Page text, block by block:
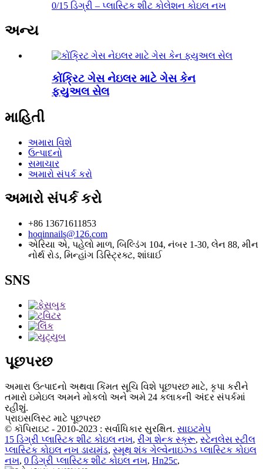
0/15 ડિગ્રી – પ્લાસ્ટિક શીટ કોલેશન કોઇલ નખ
અન્ય
કોંક્રિટ ગેસ નેઇલર માટે ગેસ કેન
ફ્યુઅલ સેલ
માહિતી
અમારા વિશે
ઉત્પાદનો
સમાચાર
અમારો સંપર્ક કરો
અમારો સંપર્ક કરો
+86 13671611853
hoqinnails@126.com
એરિયા એ, પહેલો માળ, બિલ્ડિંગ 104, નંબર 1-30, લેન 88, મીન
નોર્થ રોડ, મિન્હાંગ ડિસ્ટ્રિક્ટ, શાંઘાઈ
SNS
પૂછપરછ
અમારા ઉત્પાદનો અથવા કિંમત સૂચિ વિશે પૂછપરછ માટે, કૃપા કરીને
તમારો ઇમેઇલ અમને મોકલો અને અમે 24 કલાકની અંદર સંપર્કમાં
રહીશું.
પ્રાઇસલિસ્ટ માટે પૂછપરછ
© કૉપિરાઇટ - 2010-2023 : સર્વાધિકાર સુરક્ષિત. સાઇટમેપ
15 ડિગ્રી પ્લાસ્ટિક શીટ કોઇલ નખ, રીંગ શેન્ક સ્ક્રૂ, સ્ટેનલેસ સ્ટીલ
પ્લાસ્ટિક કોઇલ નખ ડાયમંડ, સ્મૂથ શંક ગેલ્વેનાઇઝ્ડ પ્લાસ્ટિક કોઇલ
નખ, 0 ડિગ્રી પ્લાસ્ટિક શીટ કોઇલ નખ, Hn25c,